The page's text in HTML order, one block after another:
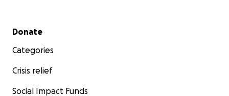
Secondary menu
Donate
Categories
Crisis relief
Social Impact Funds